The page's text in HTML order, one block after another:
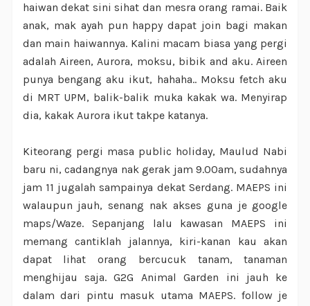
haiwan dekat sini sihat dan mesra orang ramai. Baik
anak, mak ayah pun happy dapat join bagi makan
dan main haiwannya. Kalini macam biasa yang pergi
adalah Aireen, Aurora, moksu, bibik and aku. Aireen
punya bengang aku ikut, hahaha.. Moksu fetch aku
di MRT UPM, balik-balik muka kakak wa. Menyirap
dia, kakak Aurora ikut takpe katanya.
Kiteorang pergi masa public holiday, Maulud Nabi
baru ni, cadangnya nak gerak jam 9.00am, sudahnya
jam 11 jugalah sampainya dekat Serdang. MAEPS ini
walaupun jauh, senang nak akses guna je google
maps/Waze. Sepanjang lalu kawasan MAEPS ini
memang cantiklah jalannya, kiri-kanan kau akan
dapat lihat orang bercucuk tanam, tanaman
menghijau saja. G2G Animal Garden ini jauh ke
dalam dari pintu masuk utama MAEPS. follow je